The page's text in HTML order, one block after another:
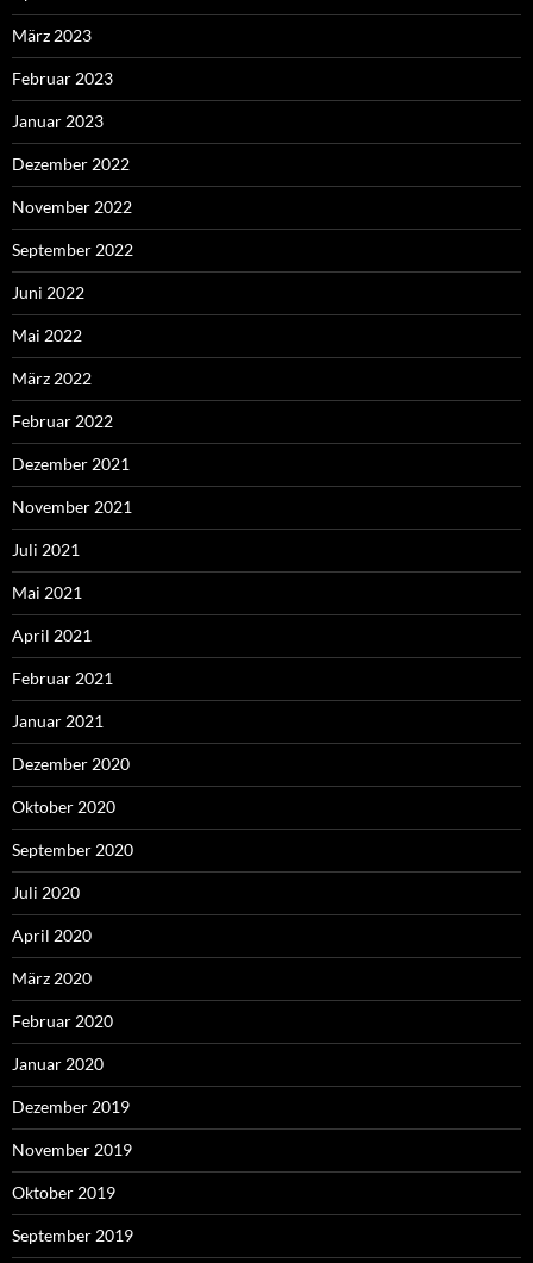
März 2023
Februar 2023
Januar 2023
Dezember 2022
November 2022
September 2022
Juni 2022
Mai 2022
März 2022
Februar 2022
Dezember 2021
November 2021
Juli 2021
Mai 2021
April 2021
Februar 2021
Januar 2021
Dezember 2020
Oktober 2020
September 2020
Juli 2020
April 2020
März 2020
Februar 2020
Januar 2020
Dezember 2019
November 2019
Oktober 2019
September 2019